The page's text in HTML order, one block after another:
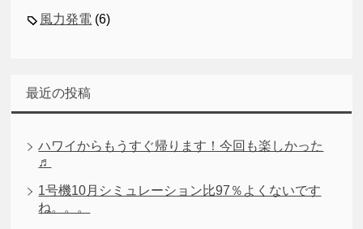
風力発電 (6)
最近の投稿
ハワイからもうすぐ帰ります！今回も楽しかった
♬
1号機10月シミュレーション比97％よくないです
ね。。。